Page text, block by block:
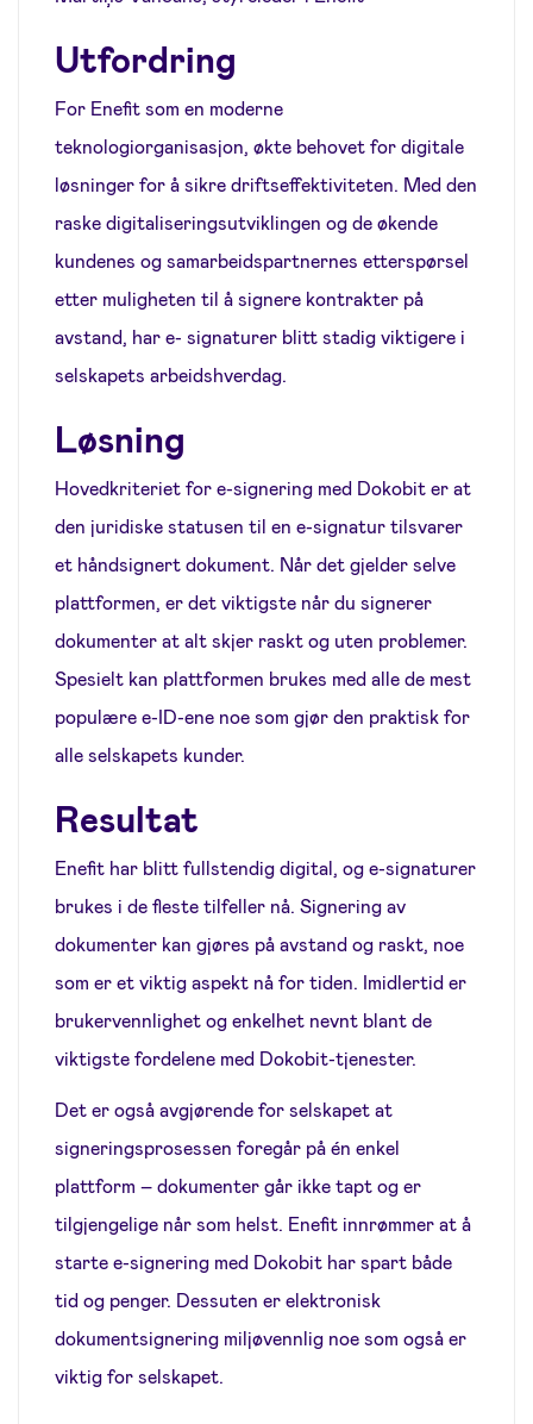
Utfordring
For Enefit som en moderne
teknologiorganisasjon, økte behovet for digitale
løsninger for å sikre driftseffektiviteten. Med den
raske digitaliseringsutviklingen og de økende
kundenes og samarbeidspartnernes etterspørsel
etter muligheten til å signere kontrakter på
avstand, har e- signaturer blitt stadig viktigere i
selskapets arbeidshverdag.
Løsning
Hovedkriteriet for e-signering med Dokobit er at
den juridiske statusen til en e-signatur tilsvarer
et håndsignert dokument. Når det gjelder selve
plattformen, er det viktigste når du signerer
dokumenter at alt skjer raskt og uten problemer.
Spesielt kan plattformen brukes med alle de mest
populære e-ID-ene noe som gjør den praktisk for
alle selskapets kunder.
Resultat
Enefit har blitt fullstendig digital, og e-signaturer
brukes i de fleste tilfeller nå. Signering av
dokumenter kan gjøres på avstand og raskt, noe
som er et viktig aspekt nå for tiden. Imidlertid er
brukervennlighet og enkelhet nevnt blant de
viktigste fordelene med Dokobit-tjenester.
Det er også avgjørende for selskapet at
signeringsprosessen foregår på én enkel
plattform – dokumenter går ikke tapt og er
tilgjengelige når som helst. Enefit innrømmer at å
starte e-signering med Dokobit har spart både
tid og penger. Dessuten er elektronisk
dokumentsignering miljøvennlig noe som også er
viktig for selskapet.